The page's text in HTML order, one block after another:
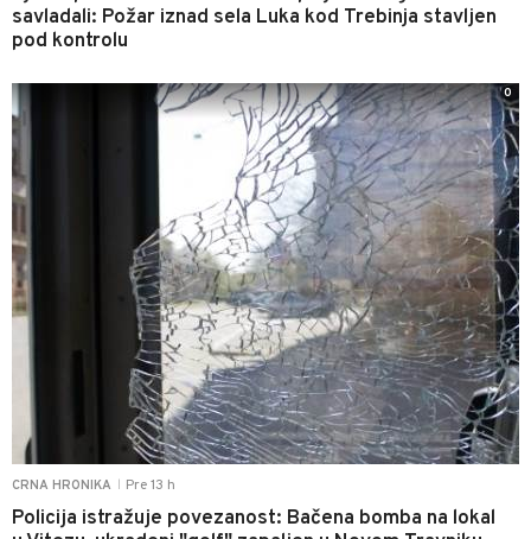
savladali: Požar iznad sela Luka kod Trebinja stavljen
pod kontrolu
CRNA HRONIKA Pre 13 h
Policija istražuje povezanost: Bačena bomba na lokal
0